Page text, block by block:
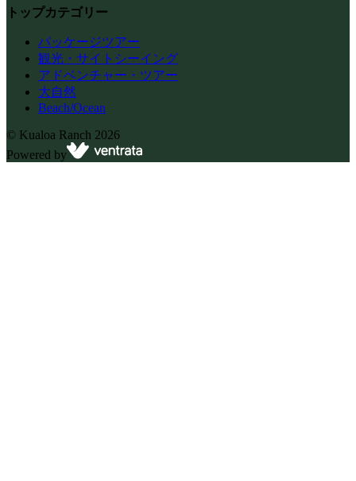
トップカテゴリー
パッケージツアー
観光・サイトシーイング
アドベンチャー・ツアー
大自然
Beach/Ocean
© Kualoa Ranch 2026
Powered by